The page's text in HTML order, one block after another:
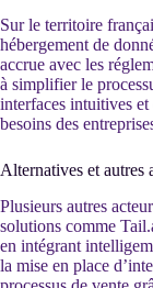
Sur le territoire
hébergement de
accrue avec les
à simplifier le
interfaces intuitives et
besoins des
Alternatives et autres
Plusieurs autres
solutions comme
en intégrant
la mise en place